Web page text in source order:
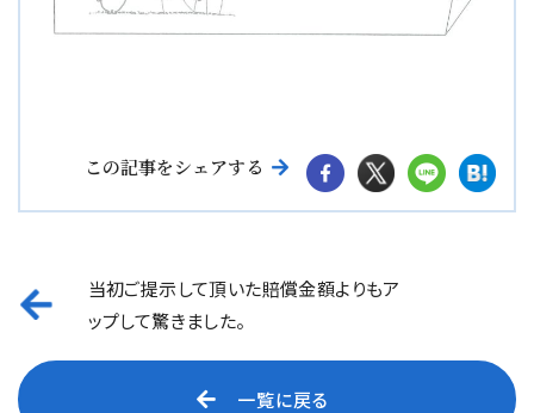
この記事をシェアする
当初ご提示して頂いた賠償金額よりもア
ップして驚きました。
一覧に戻る